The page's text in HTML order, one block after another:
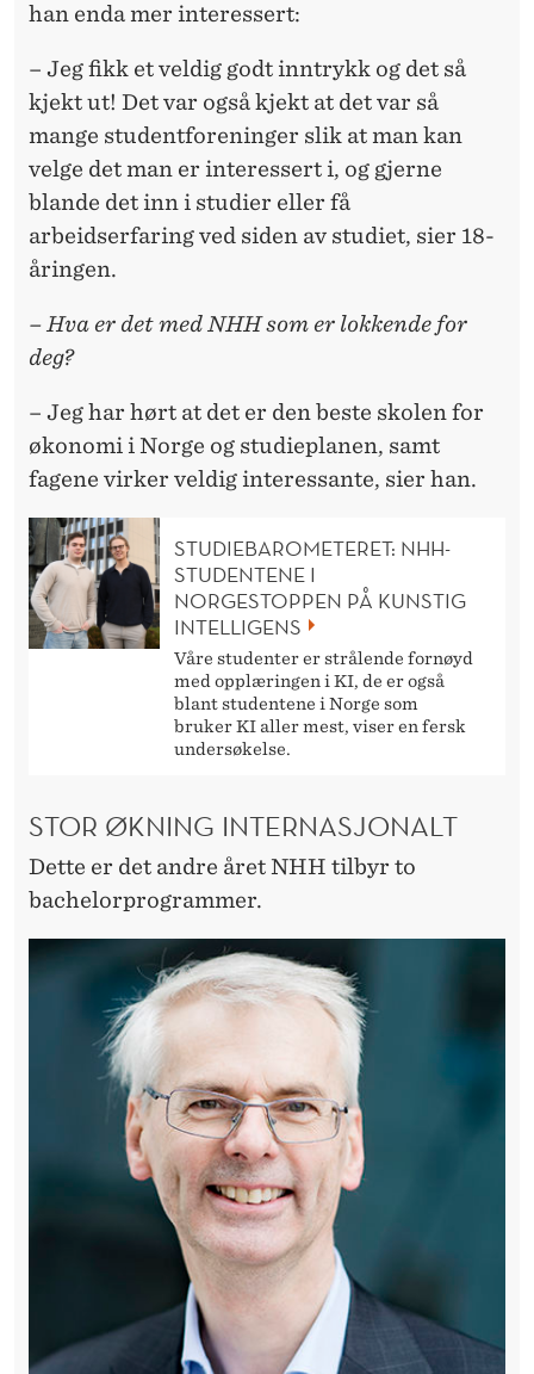
han enda mer interessert:
– Jeg fikk etveldig godt inntrykk og det så
kjekt ut! Det var også kjekt at det var så
mange studentforeninger slik at man kan
velge det man er interessert i, og gjerne
blande det inn i studier eller få
arbeidserfaring ved siden av studiet, sier 18-
åringen.
– Hva er det med NHH som er lokkende for
deg?
– Jeg har hørt at det er den beste skolen for
økonomi i Norge og studieplanen, samt
fagene virker veldig interessante, sier han.
STUDIEBAROMETERET: NHH-
STUDENTENE I
NORGESTOPPEN PÅ KUNSTIG
INTELLIGENS
Våre studenter er strålende fornøyd
med opplæringen i KI, de er også
blant studentene i Norge som
bruker KI aller mest, viser en fersk
undersøkelse.
STOR ØKNING INTERNASJONALT
Dette er det andre året NHH tilbyr to
bachelorprogrammer.